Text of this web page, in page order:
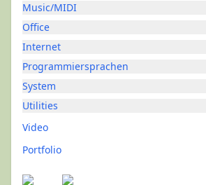
Music/MIDI
Office
Internet
Programmiersprachen
System
Utilities
Video
Portfolio